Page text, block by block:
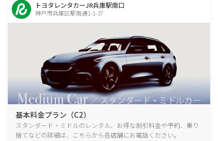
トヨタレンタカーJR兵庫駅南口
神戸市兵庫区駅南通1-1-37
基本料金プラン（C2）
スタンダード・ミドルのレンタル、お得な割引料金や予約、乗り
捨てなどの詳細は、こちらから各店舗にお電話ください。